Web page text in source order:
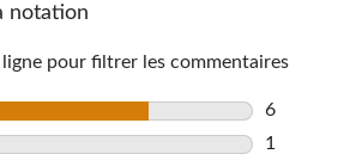
notation
pour filtrer les commentaires
6
6
1